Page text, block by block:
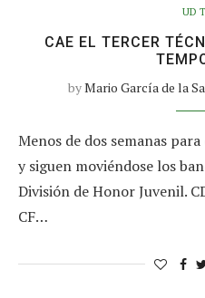
UD
CAE EL TERCER
byMario García de la
Menos de dos semanas
y siguen moviéndose los
División de Honor Juvenil.
CF…